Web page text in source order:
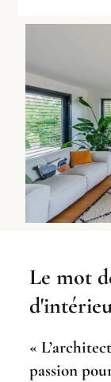
Le mot
«
passion